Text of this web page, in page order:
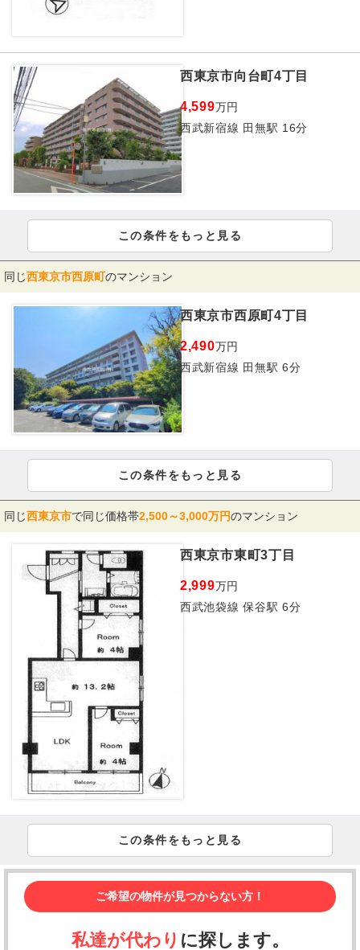
西東京市向台町4丁目
4,599万円
西武新宿線 田無駅 16分
この条件をもっと見る
同じ西東京市西原町のマンション
西東京市西原町4丁目
2,490万円
西武新宿線 田無駅 6分
この条件をもっと見る
同じ西東京市で同じ価格帯2,500～3,000万円のマンション
西東京市東町3丁目
2,999万円
西武池袋線 保谷駅 6分
この条件をもっと見る
ご希望の物件が見つからない方！
私達が代わり に探します。